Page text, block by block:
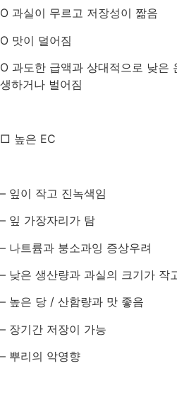
O 과실이 무르고 저장성이 짦음
O 맛이 덜어짐
O 과도한 급액과 상대적으로 낮은
생하거나 벌어짐
□ 높은 EC
– 잎이 작고 진녹색임
– 잎 가장자리가 탐
– 나트륨과 붕소과잉 증상우려
– 낮은 생산량과 과실의 크기가 작
– 높은 당 / 산함량과 맛 좋음
– 장기간 저장이 가능
– 뿌리의 악영향